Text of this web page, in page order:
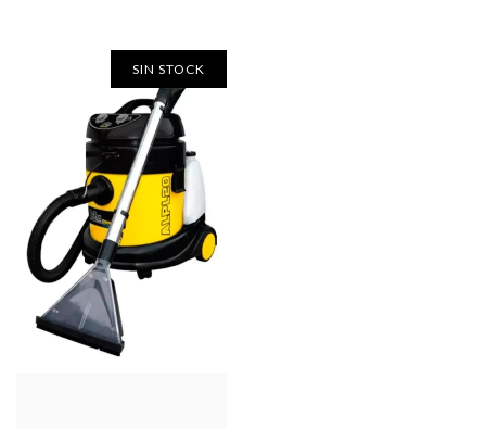
SIN STOCK